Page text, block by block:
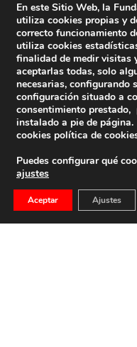
La FNFF
Nombre *
Captcha
En este Sitio Web, la
utiliza cookies propias y
correcto funcionamiento
utiliza cookies
finalidad de medir visitas
aceptarlas todas, solo
necesarias, configurando
configuración situado a
consentimiento prestado,
instalado a pie de
cookies política de
Puedes configurar qué
ajustes
Aceptar Ajustes